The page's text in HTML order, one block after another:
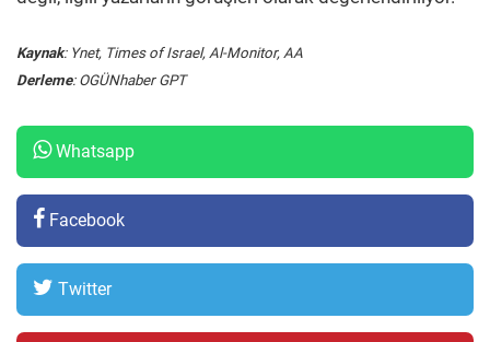
Kaynak: Ynet, Times of Israel, Al-Monitor, AA
Derleme: OGÜNhaber GPT
Whatsapp
Facebook
Twitter